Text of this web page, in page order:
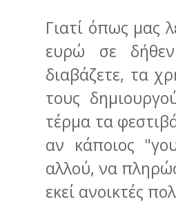
Γιατί όπως μας
ευρώ σε δήθεν
διαβάζετε, τα
τους
τέρμα τα
αν κάποιος
αλλού, να
εκεί ανοικτές